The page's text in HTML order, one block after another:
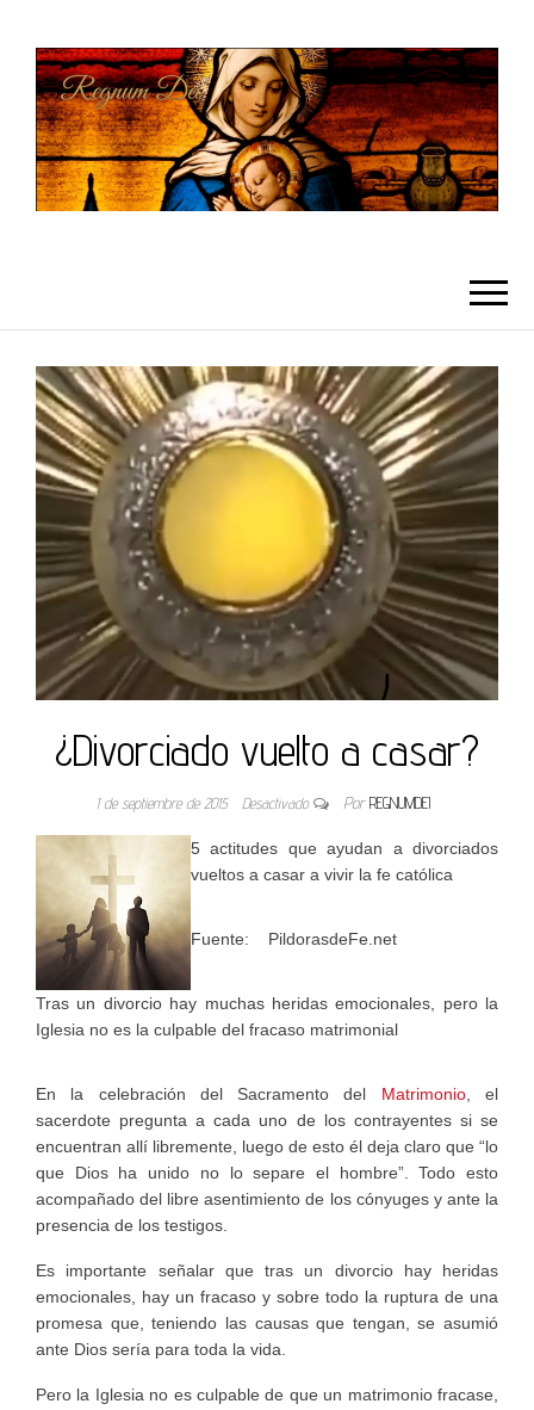
¿Divorciado vuelto a casar?
1 de septiembre de 2015 Desactivado Por REGNUMDEI
5 actitudes que ayudan a divorciados
vueltos a casar a vivir la fe católica
Fuente: PildorasdeFe.net
Tras un divorcio hay muchas heridas emocionales, pero la
Iglesia no es la culpable del fracaso matrimonial
En la celebración del Sacramento del Matrimonio, el
sacerdote pregunta a cada uno de los contrayentes si se
encuentran allí libremente, luego de esto él deja claro que “lo
que Dios ha unido no lo separe el hombre”. Todo esto
acompañado del libre asentimiento de los cónyuges y ante la
presencia de los testigos.
Es importante señalar que tras un divorcio hay heridas
emocionales, hay un fracaso y sobre todo la ruptura de una
promesa que, teniendo las causas que tengan, se asumió
ante Dios sería para toda la vida.
Pero la Iglesia no es culpable de que un matrimonio fracase,